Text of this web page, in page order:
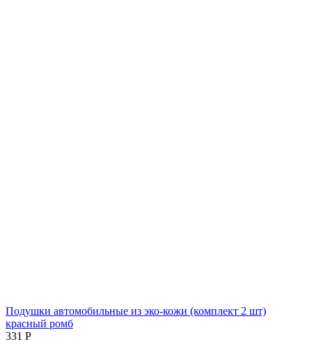
Подушки автомобильные из эко-кожи (комплект 2 шт)
красный ромб
‍331‍ Р